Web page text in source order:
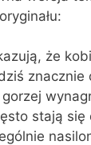
że
znacznie
stają się